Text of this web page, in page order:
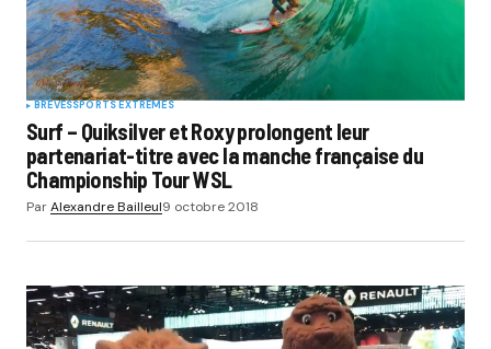
BRÈVESSPORTS EXTRÊMES
Surf – Quiksilver et Roxy prolongent leur
partenariat-titre avec la manche française du
Championship Tour WSL
ParAlexandre Bailleul9 octobre 2018